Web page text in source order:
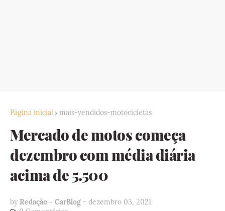
Página inicial mais-vendidos-motocicletas
Mercado de motos começa
dezembro com média diária
acima de 5.500
by Redação - CarBlog - dezembro 03, 2021